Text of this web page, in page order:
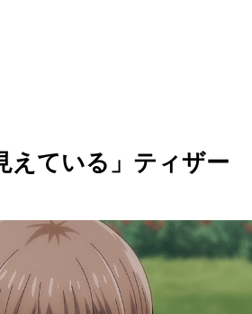
えている」ティザー